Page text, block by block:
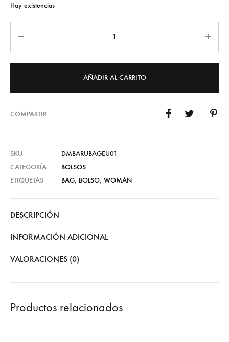
Hay existencias
AÑADIR AL CARRITO
COMPARTIR
SKU
DMBARUBAGEU01
CATEGORÍA
BOLSOS
ETIQUETAS
BAG, BOLSO, WOMAN
DESCRIPCIÓN
INFORMACIÓN ADICIONAL
VALORACIONES (0)
Productos relacionados